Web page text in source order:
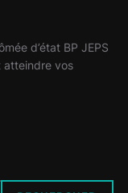
d’état BP JEPS
atteindre vos